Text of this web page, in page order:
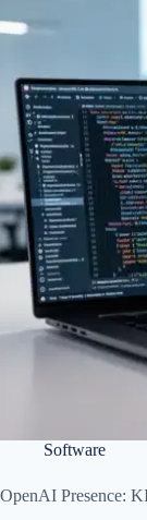
Software
OpenAI Presence: